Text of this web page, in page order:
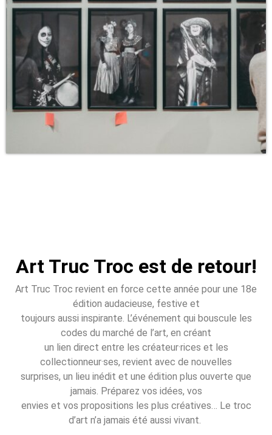
Art Truc Troc est de retour!
Art Truc Troc revient en force cette année pour une 18e
édition audacieuse, festive et
toujours aussi inspirante. L’événement qui bouscule les
codes du marché de l’art, en créant
un lien direct entre les créateur·rices et les
collectionneur·ses, revient avec de nouvelles
surprises, un lieu inédit et une édition plus ouverte que
jamais. Préparez vos idées, vos
envies et vos propositions les plus créatives… Le troc
d’art n’a jamais été aussi vivant.